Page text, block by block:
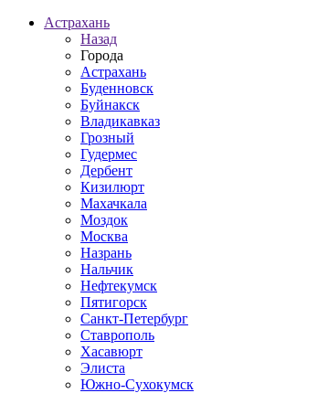
Астрахань
Назад
Города
Астрахань
Буденновск
Буйнакск
Владикавказ
Грозный
Гудермес
Дербент
Кизилюрт
Махачкала
Моздок
Москва
Назрань
Нальчик
Нефтекумск
Пятигорск
Санкт-Петербург
Ставрополь
Хасавюрт
Элиста
Южно-Сухокумск